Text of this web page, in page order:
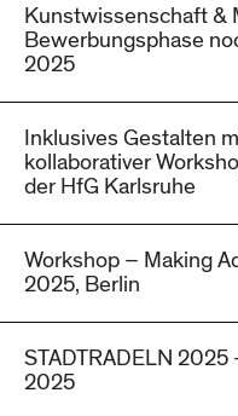
Kunstwissenschaft &
Bewerbungsphase
2025
Inklusives Gestalten
kollaborativer
der HfG Karlsruhe
Workshop – Making
2025, Berlin
STADTRADELN 2025
2025